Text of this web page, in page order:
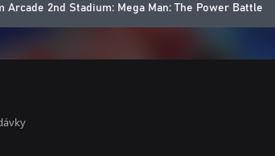
Arcade 2nd Stadium: Mega Man: The Power Battle